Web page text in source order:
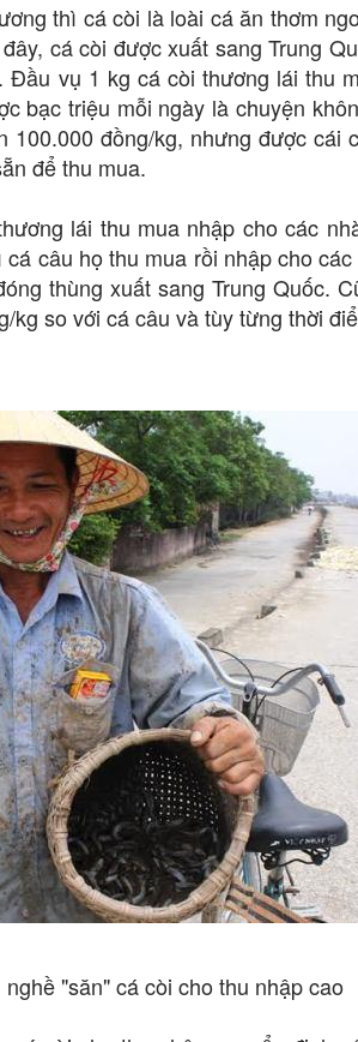
thì cá còi là loài cá ăn thơm
cá còi được xuất sang Trung
Đầu vụ 1 kg cá còi thương lái thu
bạc triệu mỗi ngày là chuyện
100.000 đồng/kg, nhưng được cái
để thu mua.
lái thu mua nhập cho các
câu họ thu mua rồi nhập cho
thùng xuất sang Trung Quốc.
kg so với cá câu và tùy từng thời
"săn" cá còi cho thu nhập cao